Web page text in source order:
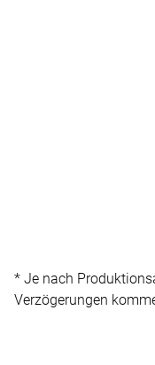
* Je nach
Verzögerungen